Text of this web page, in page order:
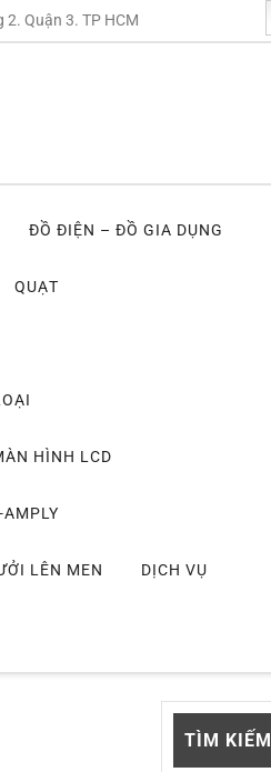
Quận 3. TP HCM
ĐỒ ĐIỆN – ĐỒ GIA DỤNG
QUẠT
HÌNH LCD
LÊN MEN DỊCH VỤ
TÌM KIẾM